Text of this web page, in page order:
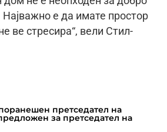
Најважно е да имате простор
ве стресира“, вели Стил-
претседател на
за претседател на